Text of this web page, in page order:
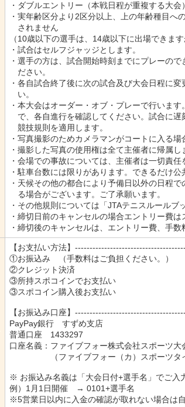
・ダブルエントリー（本戦日程が重複する大会
・実年齢区分より2区分以上、上の年齢種目
されません
（10歳以下の選手は、14歳以下に出場できま
・試合はセルフジャッジとします。
・選手の方は、試合開始時刻までにプレーの
ださい。
・各自試合終了後に次の試合及び大会日程に
い。
・本大会はオーダー・オブ・プレーで行いま
で、各自進行を確認してください。試合に
競技規則を適用します。
・写真撮影のためカメラマンがコートに入る場
・撮影した写真の使用権は全て主催者に帰属し
・会場での事故については、主催者は一切責任
・駐車台数には限りがあります。できるだけ公
・天候その他の都合により予備日以外の日程
る場合がございます。ご了承願います。
・その他規則については「JTAテニスルールブ
・締切日前のキャンセルの場合エントリー費
・締切後のキャンセルは、エントリー費、手数
【お支払い方法】
①お振込み （手数料はご負担ください。）
②クレジット決済
③所持スポコインでお支払い
③スポコイン購入後お支払い
【お振込み口座】
PayPay銀行 すずめ支店
普通口座 1433297
口座名義：ファイブフォー株式会社スポーツ大
（ファイブフォー（カ）スポーツタイ
※ お振込み名義は「大会日付+選手名」でご入
例）1月1日開催 → 0101+選手名
※5営業日以内に入金の確認が取れない場合は